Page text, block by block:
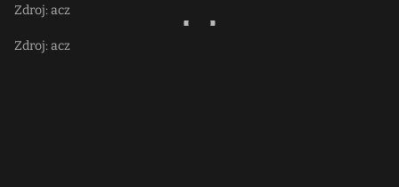
Zdroj: acz
Zdroj: acz